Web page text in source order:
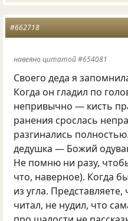
#662718
навеяно цитатой #654081
Своего деда я
Когда он гладил по
непривычно — кисть
ранения срослась
разгинались
дедушка — Божий
Не помню ни разу,
что, наверное). Когда
из угла.
читал, не нудил, что